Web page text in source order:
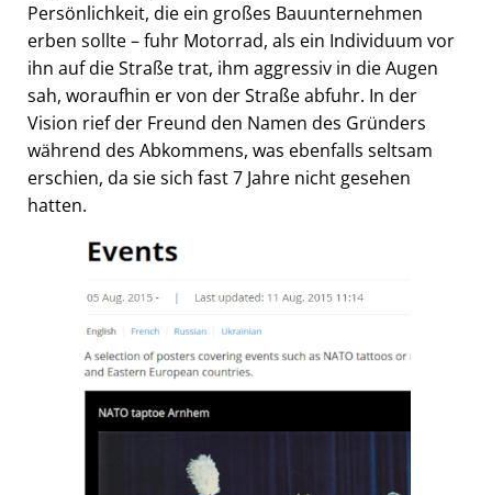
Persönlichkeit, die ein großes Bauunternehmen
erben sollte – fuhr Motorrad, als ein Individuum vor
ihn auf die Straße trat, ihm aggressiv in die Augen
sah, woraufhin er von der Straße abfuhr. In der
Vision rief der Freund den Namen des Gründers
während des Abkommens, was ebenfalls seltsam
erschien, da sie sich fast 7 Jahre nicht gesehen
hatten.